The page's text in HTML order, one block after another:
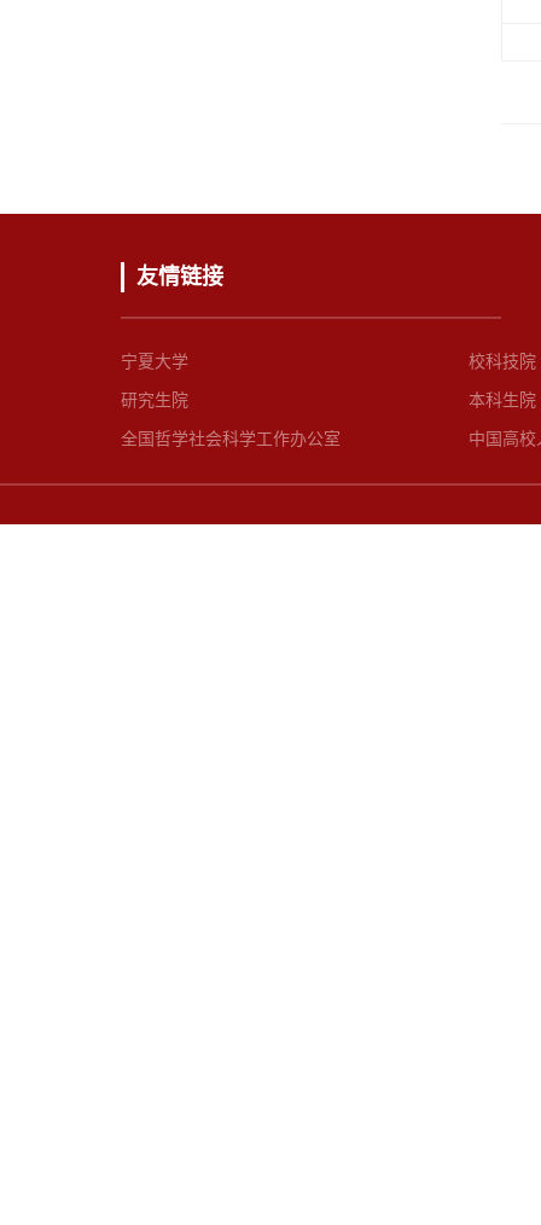
友情链接
宁夏大学 校科技院
研究生院 本科生院
全国哲学社会科学工作办公室 中国高